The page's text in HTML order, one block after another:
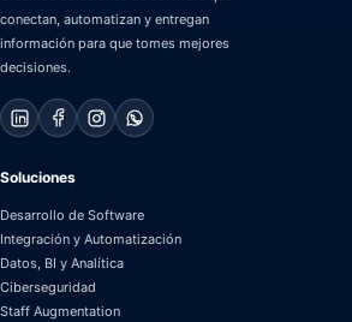
conectan, automatizan y entregan
información para que tomes mejores
decisiones.
Soluciones
Desarrollo de Software
Integración y Automatización
Datos, BI y Analítica
Ciberseguridad
Staff Augmentation